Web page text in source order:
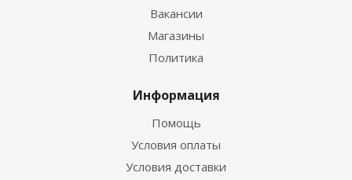
Вакансии
Магазины
Политика
Информация
Помощь
Условия оплаты
Условия доставки